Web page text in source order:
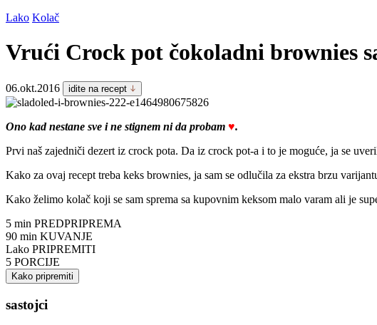
Lako Kolač
Vrući Crock pot čokoladni brownies
06.okt.2016 idite na recept
Ono kad nestane sve i ne stignem ni da probam ♥.
Prvi naš zajedniči dezert iz crock pota. Da iz crock pot-a i to je moguće, ja se
Kako za ovaj recept treba keks brownies, ja sam se odlučila za ekstra brzu
Kako želimo kolač koji se sam sprema sa kupovnim keksom malo varam ali je
5 min PREDPRIPREMA
90 min KUVANJE
Lako PRIPREMITI
5 PORCIJE
Kako pripremiti
sastojci